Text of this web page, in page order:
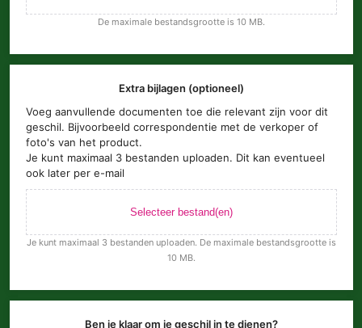
De maximale bestandsgrootte is 10 MB.
Extra bijlagen (optioneel)
Voeg aanvullende documenten toe die relevant zijn voor dit
geschil. Bijvoorbeeld correspondentie met de verkoper of
foto's van het product.
Je kunt maximaal 3 bestanden uploaden. Dit kan eventueel
ook later per e-mail
Selecteer bestand(en)
Je kunt maximaal 3 bestanden uploaden. De maximale bestandsgrootte is
10 MB.
Ben je klaar om je geschil in te dienen?